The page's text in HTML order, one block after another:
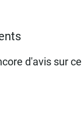
d'avis sur